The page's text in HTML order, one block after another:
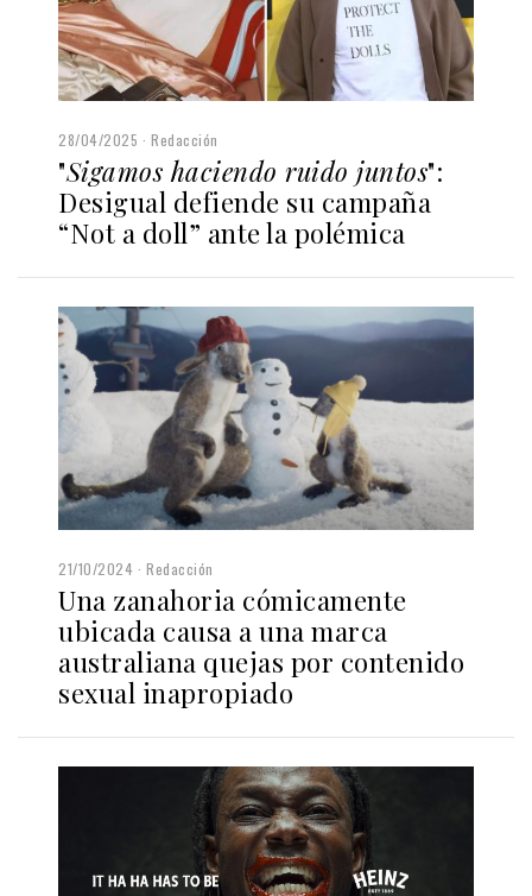
28/04/2025 Redacción
"Sigamos haciendo ruido juntos":
Desigual defiende su campaña
“Not a doll” ante la polémica
21/10/2024 Redacción
Una zanahoria cómicamente
ubicada causa a una marca
australiana quejas por contenido
sexual inapropiado